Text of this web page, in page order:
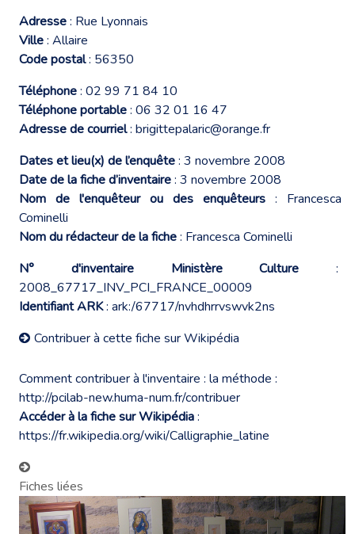
Adresse: Rue Lyonnais
Ville: Allaire
Code postal: 56350
Téléphone: 02 99 71 84 10
Téléphone portable: 06 32 01 16 47
Adresse de courriel: brigittepalaric@orange.fr
Dates et lieu(x) de l’enquête: 3 novembre 2008
Date de la fiche d’inventaire: 3 novembre 2008
Nom de l'enquêteur ou des enquêteurs : Francesca
Cominelli
Nom du rédacteur de la fiche: Francesca Cominelli
N° d'inventaire Ministère Culture :
2008_67717_INV_PCI_FRANCE_00009
Identifiant ARK: ark:/67717/nvhdhrrvswvk2ns
Contribuer à cette fiche sur Wikipédia
Comment contribuer à l'inventaire : la méthode :
http://pcilab-new.huma-num.fr/contribuer
Accéder à la fiche sur Wikipédia:
https://fr.wikipedia.org/wiki/Calligraphie_latine
Fiches liées